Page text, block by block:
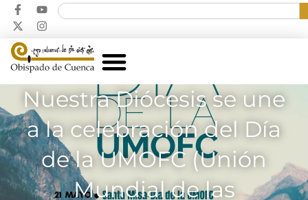
Nuestra Diócesis se une
a la celebración del Día
de la UMOFC (Unión
Mundial de las